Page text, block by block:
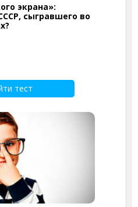
экрана»:
сыгравшего во
тест